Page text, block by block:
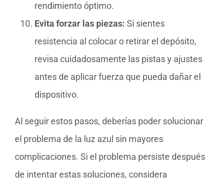
rendimiento óptimo.
Evita forzar las piezas: Si sientes
resistencia al colocar o retirar el depósito,
revisa cuidadosamente las pistas y ajustes
antes de aplicar fuerza que pueda dañar el
dispositivo.
Al seguir estos pasos, deberías poder solucionar
el problema de la luz azul sin mayores
complicaciones. Si el problema persiste después
de intentar estas soluciones, considera